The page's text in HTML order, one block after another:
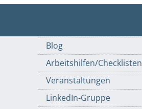
Blog
Arbeitshilfen/Checklisten
Veranstaltungen
LinkedIn-Gruppe